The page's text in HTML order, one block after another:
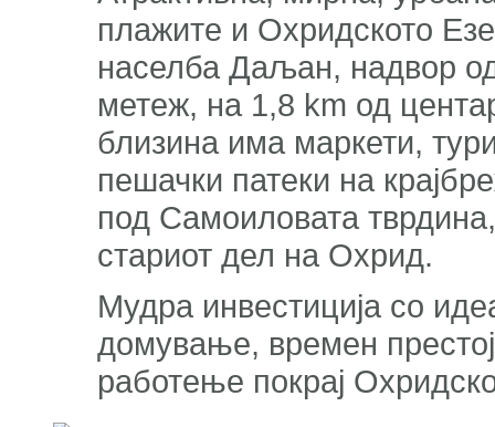
плажите и Охридското
населба Даљан, надвор
метеж, на 1,8 km од
близина има маркети,
пешачки патеки на
под Самоиловата
стариот дел на Охрид.
Мудра инвестиција со
домување, времен
работење покрај